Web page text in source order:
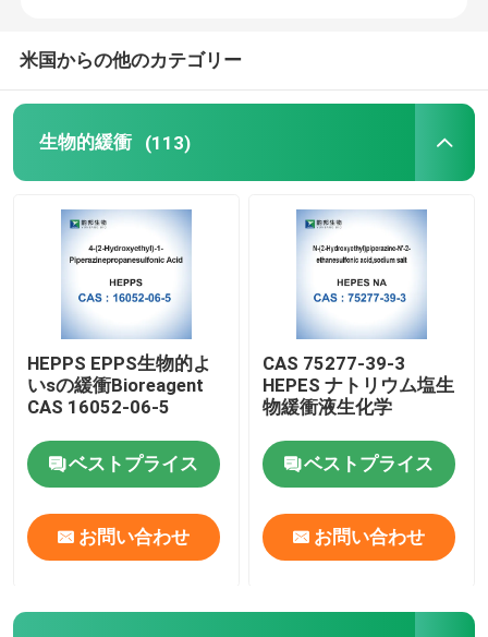
米国からの他のカテゴリー
生物的緩衝 (113)
HEPPS EPPS生物的よ
いsの緩衝Bioreagent
CAS 16052-06-5
ベストプライス
お問い合わせ
CAS 75277-39-3
HEPES ナトリウム塩生
物緩衝液生化学
ベストプライス
お問い合わせ